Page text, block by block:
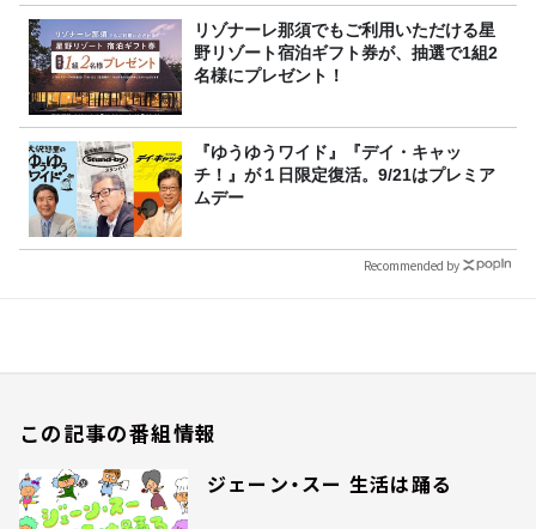
リゾナーレ那須でもご利用いただける星
野リゾート宿泊ギフト券が、抽選で1組2
名様にプレゼント！
『ゆうゆうワイド』『デイ・キャッ
チ！』が１日限定復活。9/21はプレミア
ムデー
Recommended by
この記事の番組情報
ジェーン・スー 生活は踊る